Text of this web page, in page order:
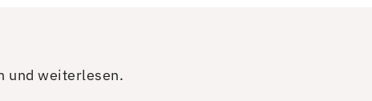
und weiterlesen.